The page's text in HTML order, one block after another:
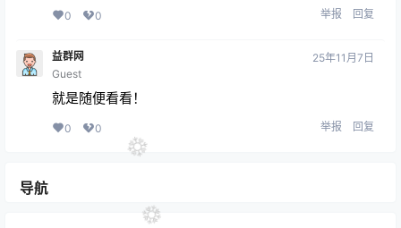
0 0 举报 回复
益群网
Guest
25年11月7日
就是随便看看！
0 0 举报 回复
导航